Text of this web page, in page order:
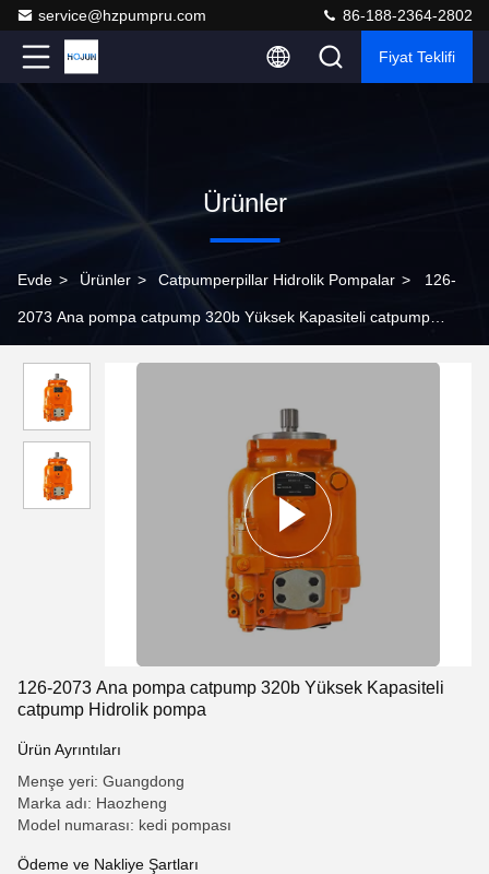
service@hzpumpru.com 86-188-2364-2802
Fiyat Teklifi
Ürünler
Evde > Ürünler > Catpumperpillar Hidrolik Pompalar > 126-
2073 Ana pompa catpump 320b Yüksek Kapasiteli catpump
126-2073 Ana pompa catpump 320b Yüksek Kapasiteli
catpump Hidrolik pompa
Ürün Ayrıntıları
Menşe yeri: Guangdong
Marka adı: Haozheng
Model numarası: kedi pompası
Ödeme ve Nakliye Şartları